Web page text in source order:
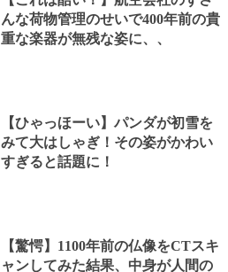
んな荷物管理のせいで400年前の貴
重な楽器が無残な姿に、、
【ひゃっほーい】パンダが初雪を
みて大はしゃぎ！その姿がかわい
すぎると話題に！
【驚愕】1100年前の仏像をCTスキ
ャンしてみた結果、中身が人間の